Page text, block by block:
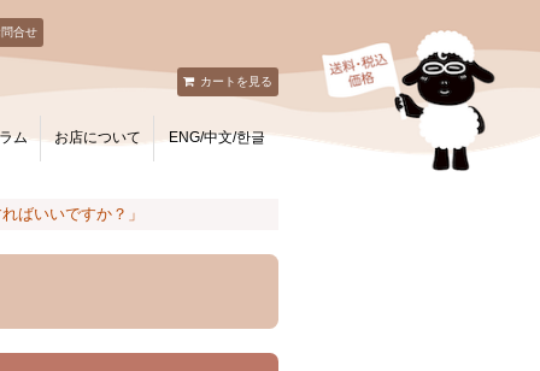
カートを見る
問合せ
ム お店について ENG/中文/한글
ばいいですか？」